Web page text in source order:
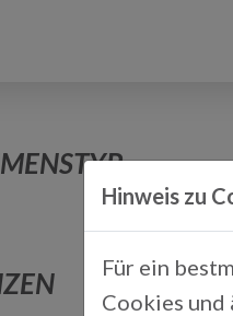
Hinweis zu
Für ein
Cookies und